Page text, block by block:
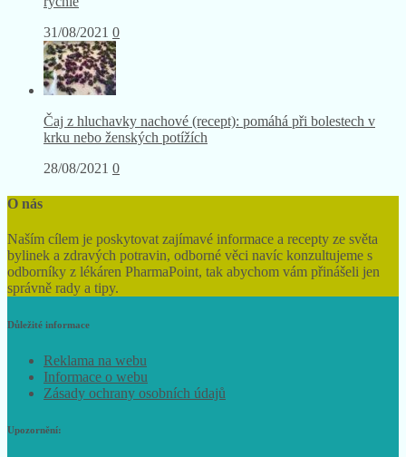
31/08/2021 0
Čaj z hluchavky nachové (recept): pomáhá při bolestech v
krku nebo ženských potížích
28/08/2021 0
O nás
Naším cílem je poskytovat zajímavé informace a recepty ze světa
bylinek a zdravých potravin, odborné věci navíc konzultujeme s
odborníky z lékáren PharmaPoint, tak abychom vám přinášeli jen
správně rady a tipy.
Důležité informace
Reklama na webu
Informace o webu
Zásady ochrany osobních údajů
Upozornění: